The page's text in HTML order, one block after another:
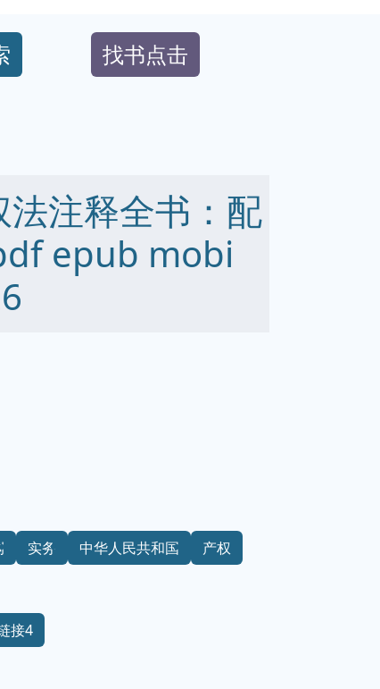
找书点击
注释全书：配
epub mobi
实务 中华人民共和国
产权
接4